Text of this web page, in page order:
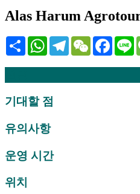
Alas Harum
Share WhatsAppTelegramWeChat
기대할 점
유의사항
운영 시간
위치